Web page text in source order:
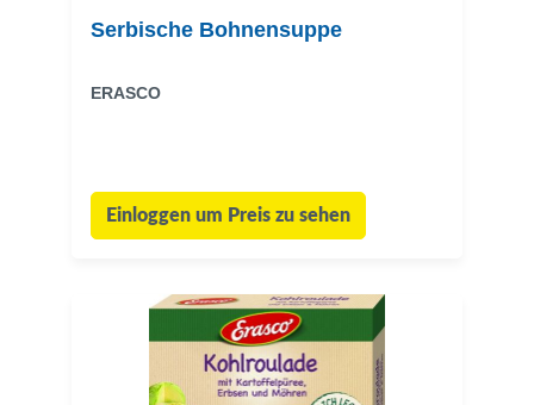
Serbische Bohnensuppe
ERASCO
Einloggen um Preis zu sehen